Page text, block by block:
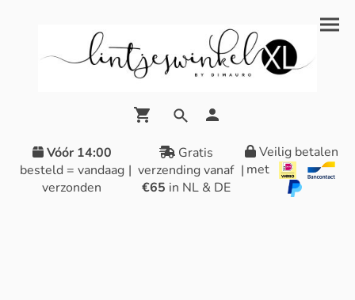
Vóór 14:00
besteld = vandaag
verzonden
|
Gratis
verzending vanaf
€65 in NL & DE
|
Veilig betalen
met